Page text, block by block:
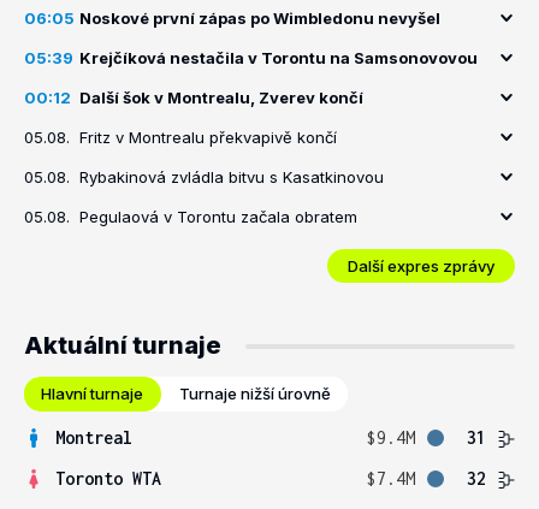
06:05 Noskové první zápas po Wimbledonu nevyšel
05:39 Krejčíková nestačila v Torontu na Samsonovovou
00:12 Další šok v Montrealu, Zverev končí
05.08. Fritz v Montrealu překvapivě končí
05.08. Rybakinová zvládla bitvu s Kasatkinovou
05.08. Pegulaová v Torontu začala obratem
Další expres zprávy
Aktuální turnaje
Hlavní turnaje Turnaje nižší úrovně
Montreal $9.4M
31
Toronto WTA
$7.4M 32